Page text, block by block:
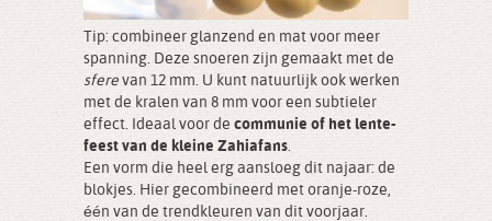
Tip: combineer glanzend en mat voor meer
spanning. Deze snoeren zijn gemaakt met de
sfere van 12 mm. U kunt natuurlijk ook werken
met de kralen van 8 mm voor een subtieler
effect. Ideaal voor de communie of het lente-
feest van de kleine Zahiafans.
Een vorm die heel erg aansloeg dit najaar: de
blokjes. Hier gecombineerd met oranje-roze,
één van de trendkleuren van dit voorjaar.